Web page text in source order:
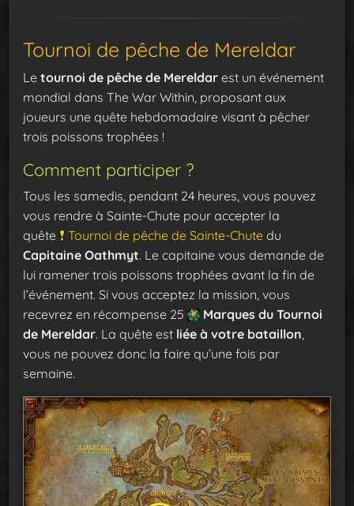
Tournoi de pêche de Mereldar
Le tournoi de pêche de Mereldar est un événement
mondial dans The War Within, proposant aux
joueurs une quête hebdomadaire visant à pêcher
trois poissons trophées !
Comment participer ?
Tous les samedis, pendant 24 heures, vous pouvez
vous rendre à Sainte-Chute pour accepter la
quête
Tournoi de pêche de Sainte-Chute du
Capitaine Oathmyt. Le capitaine vous demande de
lui ramener trois poissons trophées avant la fin de
l’événement. Si vous acceptez la mission, vous
recevrez en récompense 25
Marques du Tournoi
de Mereldar. La quête est liée à votre bataillon,
vous ne pouvez donc la faire qu’une fois par
semaine.